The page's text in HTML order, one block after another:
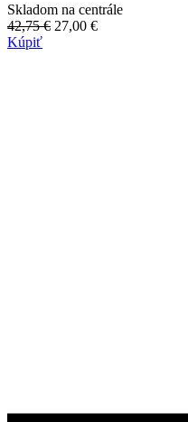
Skladom na centrále
42,75 € 27,00 €
Kúpiť